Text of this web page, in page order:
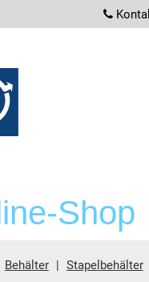
Shop
Behälter Stapelbehälter